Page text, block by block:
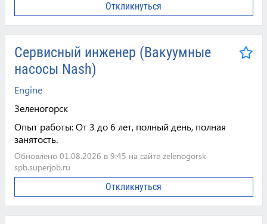
Откликнуться
Сервисный инженер (Вакуумные
насосы Nash)
Engine
Зеленогорск
Опыт работы:От 3 до 6 лет, полный день, полная
занятость.
Обновлено 01.08.2026 в 9:45 на сайте zelenogorsk-
spb.superjob.ru
Откликнуться